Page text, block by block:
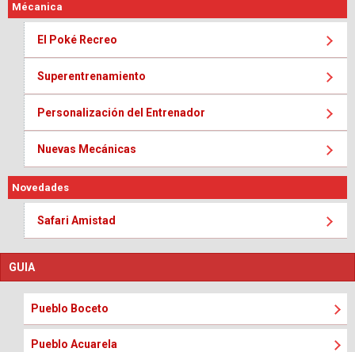
Mécanica
El Poké Recreo
Superentrenamiento
Personalización del Entrenador
Nuevas Mecánicas
Novedades
Safari Amistad
GUIA
Pueblo Boceto
Pueblo Acuarela